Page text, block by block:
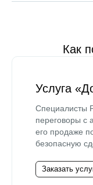
Как
Услуга
Специалисты
переговоры с
его продаже
безопасную
Заказать